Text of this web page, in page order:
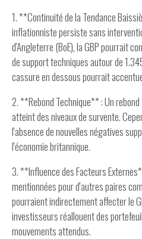
1. **Continuité de la Tendance
inflationniste persiste sans
d'Angleterre (BoE), la GBP pourrait
de support techniques autour de
cassure en dessous pourrait
2. **Rebond Technique** : Un
atteint des niveaux de survente.
l'absence de nouvelles négatives
l'économie britannique.
3. **Influence des Facteurs
mentionnées pour d'autres paires
pourraient indirectement affecter le
investisseurs réallouent des
mouvements attendus.